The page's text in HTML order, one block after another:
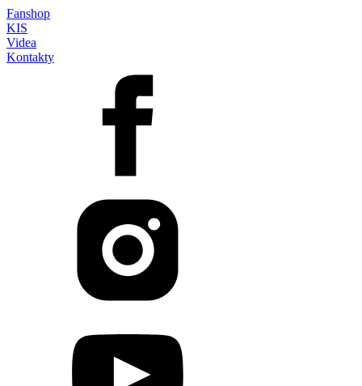
Fanshop
KIS
Videa
Kontakty